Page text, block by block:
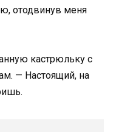
отодвинув меня
кастрюльку с
— Настоящий, на